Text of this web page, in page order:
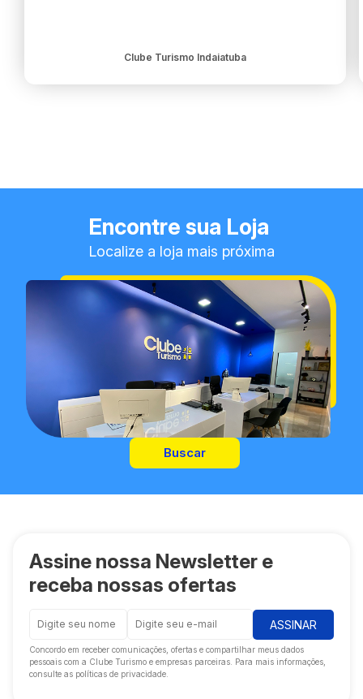
Clube Turismo Indaiatuba
Encontre sua Loja
Localize a loja mais próxima
Buscar
Assine nossa Newsletter e
receba nossas ofertas
ASSINAR
Concordo em receber comunicações, ofertas e compartilhar meus dados
pessoais com a Clube Turismo e empresas parceiras. Para mais informações,
consulte as políticas de privacidade.